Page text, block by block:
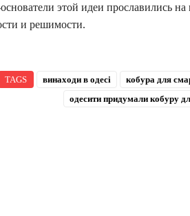
этой идеи прославились на
и решимости.
TAGS винаходи в одесі кобура для
одесити придумали кобуру